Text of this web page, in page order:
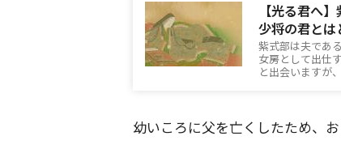
【光る君へ
少将の君とは
紫式部は夫であ
女房として出仕
と出会いますが
幼いころに父を亡くしたため、